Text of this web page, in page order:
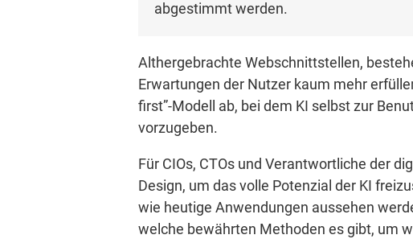
abgestimmt werden.
Althergebrachte Webschnittstellen,
Erwartungen der Nutzer kaum mehr
first”-Modell ab, bei dem KI selbst zur
vorzugeben.
Für CIOs, CTOs und Verantwortliche der
Design, um das volle Potenzial der KI
wie heutige Anwendungen aussehen
welche bewährten Methoden es gibt, um